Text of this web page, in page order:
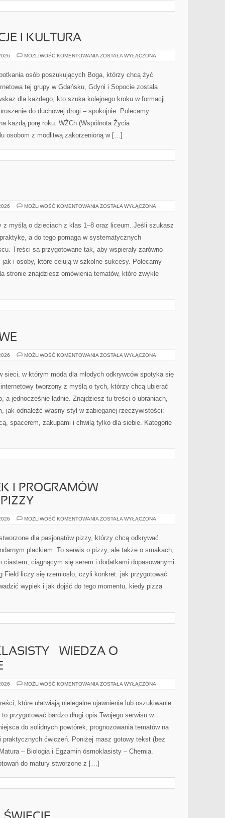
I KULTURA
MOŻLIWOŚĆ KOMENTOWANIA LOKALNE
KULTURA
ZOSTAŁA WYŁĄCZONA
osób poszukujących Boga, którzy chcą żyć
tej grupy w Gdańsku, Gdyni i Sopocie została
dla każdego, kto szuka kolejnego kroku w formacji.
do duchowej drogi – spokojnie. Polecamy
każdą porę roku. WŻCh (Wspólnota Życia
osobom z modlitwą zakorzenioną w […]
MOŻLIWOŚĆ KOMENTOWANIA JĘZYK
ZOSTAŁA WYŁĄCZONA
z myślą o dzieciach z klas 1–8 oraz liceum. Jeśli szukasz
a do tego pomaga w systematycznych
Treści są przygotowane tak, aby wspierały zarówno
i osoby, które celują w szkolne sukcesy. Polecamy
stronie znajdziesz omówienia tematów, które zwykle
MOŻLIWOŚĆ KOMENTOWANIA TRENDY
ZOSTAŁA WYŁĄCZONA
sieci, w którym moda dla młodych odkrywców spotyka się
tworzony z myślą o tych, którzy chcą ubierać
a jednocześnie ładnie. Znajdziesz tu treści o ubraniach,
jak odnaleźć własny styl w zabieganej rzeczywistości:
spacerem, zakupami i chwilą tylko dla siebie. Kategorie
I PROGRAMÓW
MOŻLIWOŚĆ KOMENTOWANIA RECENZJE
PROGRAMÓW
KULINARNYCH
PIZZY
ZOSTAŁA WYŁĄCZONA
dla pasjonatów pizzy, którzy chcą odkrywać
plackiem. To serwis o pizzy, ale także o smakach,
ciastem, ciągnącym się serem i dodatkami dopasowanymi
Field liczy się rzemiosło, czyli konkret: jak przygotować
wypiek i jak dojść do tego momentu, kiedy pizza
– WIEDZA O
MOŻLIWOŚĆ KOMENTOWANIA EGZAMIN
WIEDZA
O
ZOSTAŁA WYŁĄCZONA
które ułatwiają nielegalne ujawnienia lub oszukiwanie
przygotować bardzo długi opis Twojego serwisu w
do solidnych powtórek, prognozowania tematów na
praktycznych ćwiczeń. Poniżej masz gotowy tekst (bez
– Biologia i Egzamin ósmoklasisty – Chemia.
do matury stworzone z […]